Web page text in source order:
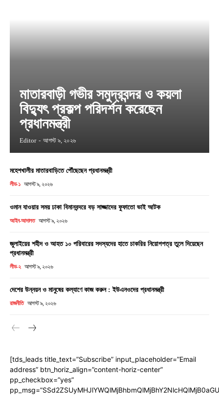
মাতারবাড়ী গভীর সমুদ্রবন্দর ও কয়লা
বিদ্যুৎ প্রকল্প পরিদর্শন করেছেন
প্রধানমন্ত্রী
Editor - আগস্ট ৯, ২০২৬
মহেশখালীর মাতারবাড়িতে পৌঁছেছেন প্রধানমন্ত্রী
লীড-১ আগস্ট ৯, ২০২৬
ওমান যাওয়ার সময় ঢাকা বিমানবন্দরে বড় সাজ্জাদের ফুফাতো ভাই আটক
আইন-আদালত আগস্ট ৯, ২০২৬
জুলাইয়ের শহীদ ও আহত ১০ পরিবারের সদস্যদের হাতে চাকরির নিয়োগপত্র তুলে দিয়েছেন
প্রধানমন্ত্রী
লীড-২ আগস্ট ৯, ২০২৬
দেশের উন্নয়ন ও মানুষের কল্যাণে কাজ করুন : ইউএনওদের প্রধানমন্ত্রী
রাজনীতি আগস্ট ৯, ২০২৬
[tds_leads title_text=”Subscribe” input_placeholder=”Email
address” btn_horiz_align=”content-horiz-center”
pp_checkbox=”yes”